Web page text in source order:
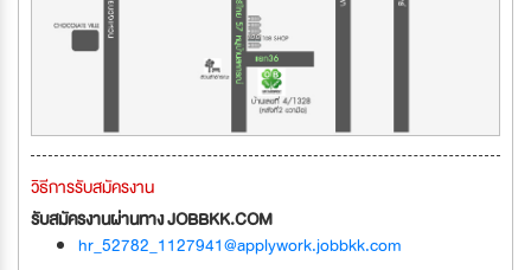
วิธีการรับสมัครงาน
รับสมัครงานผ่านทาง JOBBKK.COM
hr_52782_1127941@applywork.jobbkk.com